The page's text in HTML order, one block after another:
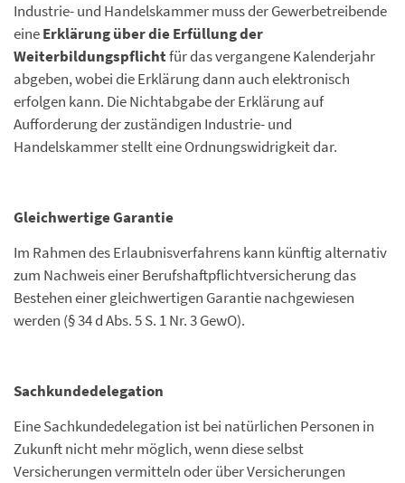
Industrie- und Handelskammer muss der Gewerbetreibende
eineErklärung über die Erfüllung der
Weiterbildungspflichtfür das vergangene Kalenderjahr
abgeben, wobei die Erklärung dann auch elektronisch
erfolgen kann. Die Nichtabgabe der Erklärung auf
Aufforderung der zuständigen Industrie- und
Handelskammer stellt eine Ordnungswidrigkeit dar.
Gleichwertige Garantie
Im Rahmen des Erlaubnisverfahrens kann künftig alternativ
zum Nachweis einer Berufshaftpflichtversicherung das
Bestehen einer gleichwertigen Garantie nachgewiesen
werden (§ 34 d Abs. 5 S. 1 Nr. 3 GewO).
Sachkundedelegation
Eine Sachkundedelegation ist bei natürlichen Personen in
Zukunft nicht mehr möglich, wenn diese selbst
Versicherungen vermitteln oder über Versicherungen